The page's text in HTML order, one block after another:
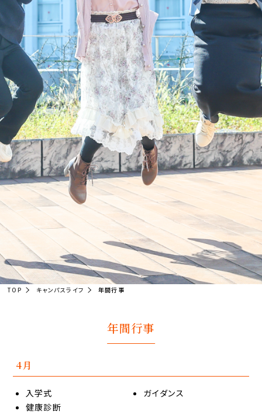
TOP キャンパスライフ 年間行事
年間行事
4月
入学式
ガイダンス
健康診断